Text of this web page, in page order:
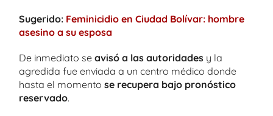
Sugerido: Feminicidio en Ciudad Bolívar: hombre
asesino a su esposa
De inmediato se avisó a las autoridades y la
agredida fue enviada a un centro médico donde
hasta el momento se recupera bajo pronóstico
reservado.